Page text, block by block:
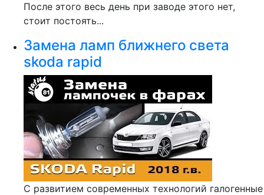
После этого весь день при заводе этого нет,
стоит постоять...
Замена ламп ближнего света
skoda rapid
С развитием современных технологий галогенные